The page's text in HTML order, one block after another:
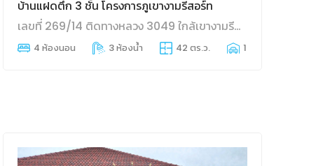
บ้านแฝดตึก 3 ชั้น โครงการภูเขางามรีสอร์ท
เลขที่ 269/14 ติดทางหลวง 3049 ใกล้เขางามรีสอร์ท
4 ห้องนอน 3 ห้องน้ำ 42 ตร.ว. 1 ที่จอดรถ